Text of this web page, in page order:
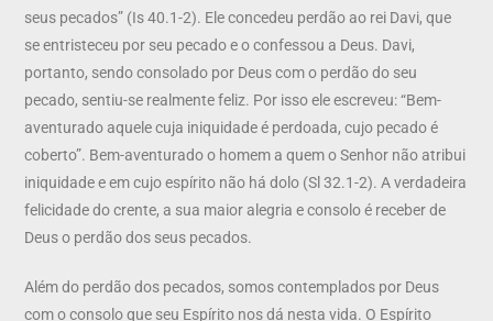
seus pecados” (Is 40.1-2). Ele concedeu perdão ao rei Davi, que
se entristeceu por seu pecado e o confessou a Deus. Davi,
portanto, sendo consolado por Deus com o perdão do seu
pecado, sentiu-se realmente feliz. Por isso ele escreveu: “Bem-
aventurado aquele cuja iniquidade é perdoada, cujo pecado é
coberto”. Bem-aventurado o homem a quem o Senhor não atribui
iniquidade e em cujo espírito não há dolo (Sl 32.1-2). A verdadeira
felicidade do crente, a sua maior alegria e consolo é receber de
Deus o perdão dos seus pecados.
Além do perdão dos pecados, somos contemplados por Deus
com o consolo que seu Espírito nos dá nesta vida. O Espírito